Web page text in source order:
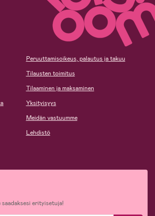
Peruuttamisoikeus, palautus ja takuu
Tilausten toimitus
Tilaaminen ja maksaminen
Yksityisyys
Meidän vastuumme
Lehdistö
erityisetuja!